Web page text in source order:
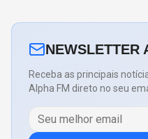
NEWSLETTER
Receba as principais
Alpha FM direto no seu